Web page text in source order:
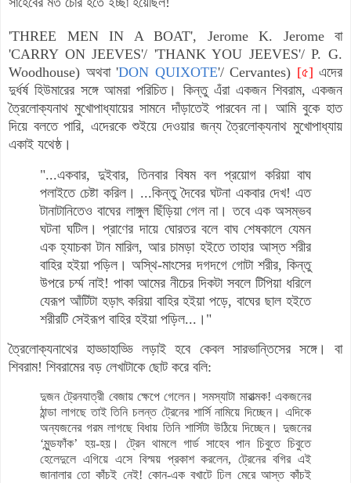
'THREE MEN IN A BOAT', Jerome K. Jerome বা
'CARRY ON JEEVES'/ 'THANK YOU JEEVES'/ P. G.
Woodhouse) অথবা 'DON QUIXOTE'/ Cervantes) [৫] এদের
দুর্ধর্ষ হিউমারের সঙ্গে আমরা পরিচিত। কিন্তু এঁরা একজন শিবরাম, একজন
ত্রৈলোক্যনাথ মুখোপাধ্যায়ের সামনে দাঁড়াতেই পারবেন না। আমি বুকে হাত
দিয়ে বলতে পারি, এদেরকে শুইয়ে দেওয়ার জন্য ত্রৈলোক্যনাথ মুখোপাধ্যায়
একাই যথেষ্ঠ।
"...একবার, দুইবার, তিনবার বিষম বল প্রয়োগ করিয়া বাঘ
পলাইতে চেষ্টা করিল। ...কিন্তু দৈবের ঘটনা একবার দেখ! এত
টানাটানিতেও বাঘের লাঙ্গুল ছিঁড়িয়া গেল না। তবে এক অসম্ভব
ঘটনা ঘটিল। প্রাণের দায়ে ঘোরতর বলে বাঘ শেষকালে যেমন
এক হ্যাচকা টান মারিল, আর চামড়া হইতে তাহার আস্ত শরীর
বাহির হইয়া পড়িল। অস্থি-মাংসের দগদগে গোটা শরীর, কিন্তু
উপরে চর্ম্ম নাই! পাকা আমের নীচের দিকটা সবলে টিপিয়া ধরিলে
যেরূপ আঁটিটা হড়াৎ করিয়া বাহির হইয়া পড়ে, বাঘের ছাল হইতে
শরীরটি সেইরূপ বাহির হইয়া পড়িল...।"
ত্রৈলোক্যনাথের হাড্ডাহাড্ডি লড়াই হবে কেবল সারভান্তিসের সঙ্গে। বা
শিবরাম! শিবরামের বড় লেখাটাকে ছোট করে বলি:
দুজন ট্রেনযাত্রী বেজায় ক্ষেপে গেলেন। সমস্যাটা মারাত্মক! একজনের
ঠান্ডা লাগছে তাই তিনি চলন্ত ট্রেনের শার্সি নামিয়ে দিচ্ছেন। এদিকে
অন্যজনের গরম লাগছে বিধায় তিনি শার্সিটা উঠিয়ে দিচ্ছেন। দুজনের
‘মুন্ডফাঁক’ হয়-হয়। ট্রেন থামলে গার্ড সাহেব পান চিবুতে চিবুতে
হেলেদুলে এগিয়ে এসে বিস্ময় প্রকাশ করলেন, ট্রেনের বগির এই
জানালার তো কাঁচই নেই! কোন-এক বখাটে ঢিল মেরে আস্ত কাঁচই